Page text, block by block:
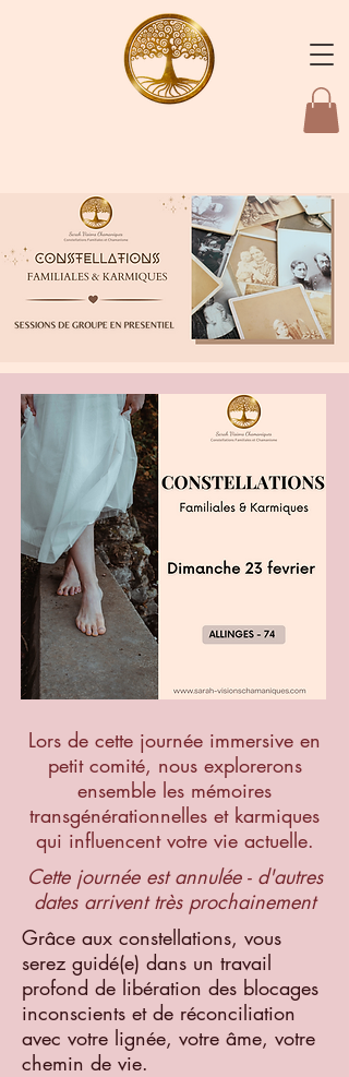
Lors de cette journée immersive en
petit comité, nous explorerons
ensemble les mémoires
transgénérationnelles et karmiques
qui influencent votre vie actuelle.
Cette journée est annulée - d'autres
dates arrivent très prochainement
Grâce aux constellations, vous
serez guidé(e) dans un travail
profond de libération des blocages
inconscients et de réconciliation
avec votre lignée, votre âme, votre
chemin de vie.